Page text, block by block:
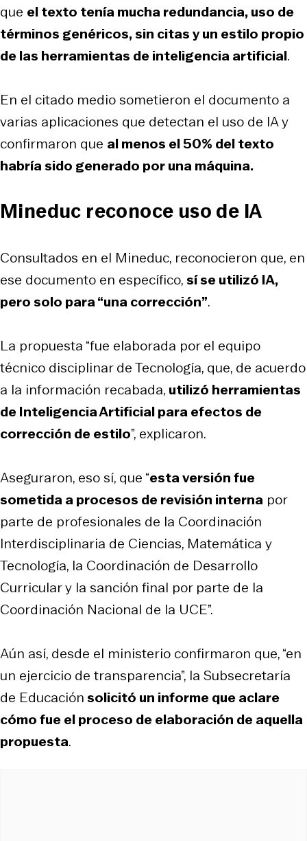
que el texto tenía mucha redundancia, uso de
términos genéricos, sin citas y un estilo propio
de las herramientas de inteligencia artificial.
En el citado medio sometieron el documento a
varias aplicaciones que detectan el uso de IA y
confirmaron que al menos el 50% del texto
habría sido generado por una máquina.
Mineduc reconoce uso de IA
Consultados en el Mineduc, reconocieron que, en
ese documento en específico,sí se utilizó IA,
pero solo para “una corrección”.
La propuesta “fue elaborada por el equipo
técnico disciplinar de Tecnología, que, de acuerdo
a la información recabada, utilizó herramientas
de Inteligencia Artificial para efectos de
corrección de estilo”, explicaron.
Aseguraron, eso sí, que “esta versión fue
sometida a procesos de revisión interna por
parte de profesionales de la Coordinación
Interdisciplinaria de Ciencias, Matemática y
Tecnología, la Coordinación de Desarrollo
Curricular y la sanción final por parte de la
Coordinación Nacional de la UCE”.
Aún así, desde el ministerio confirmaron que, “en
un ejercicio de transparencia”, la Subsecretaría
de Educaciónsolicitó un informe que aclare
cómo fue el proceso de elaboración de aquella
propuesta.